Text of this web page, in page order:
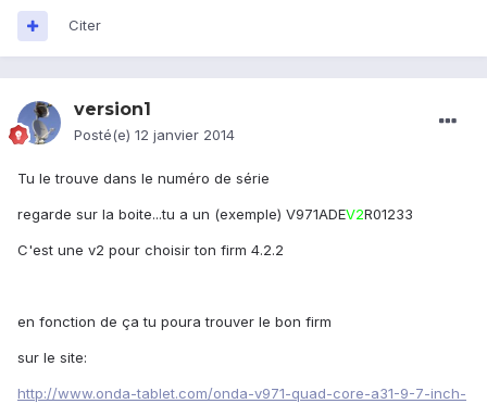
Citer
version1
Posté(e) 12 janvier 2014
Tu le trouve dans le numéro de série
regarde sur la boite...tu a un (exemple) V971ADEV2R01233
C'est une v2 pour choisir ton firm 4.2.2
en fonction de ça tu poura trouver le bon firm
sur le site:
http://www.onda-tablet.com/onda-v971-quad-core-a31-9-7-inch-